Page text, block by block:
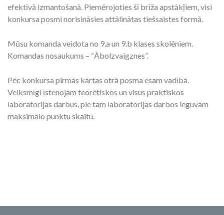
efektīvā izmantošanā. Piemērojoties šī brīža apstākļiem, visi
konkursa posmi norisināsies attālinātas tiešsaistes formā.
Mūsu komanda veidota no 9.a un 9.b klases skolēniem.
Komandas nosaukums – “Ābolzvaigznes”.
Pēc konkursa pirmās kārtas otrā posma esam vadībā.
Veiksmīgi īstenojām teorētiskos un visus praktiskos
laboratorijas darbus, pie tam laboratorijas darbos ieguvām
maksimālo punktu skaitu.